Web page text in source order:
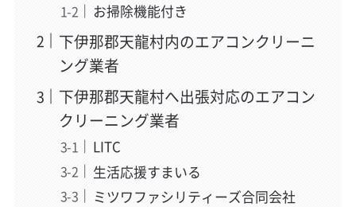
お掃除機能付き
下伊那郡天龍村内のエアコンクリーニ
ング業者
下伊那郡天龍村へ出張対応のエアコン
クリーニング業者
LITC
生活応援すまいる
ミツワファシリティーズ合同会社